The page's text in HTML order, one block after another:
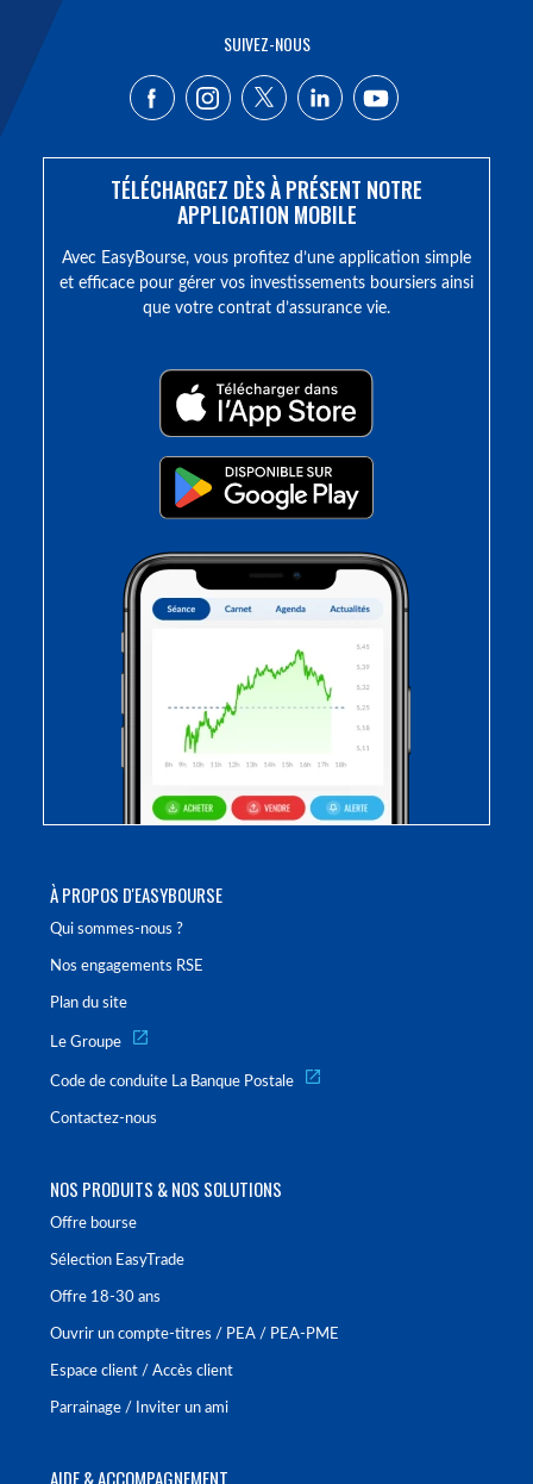
À PROPOS D'EASYBOURSE
Qui sommes-nous ?
Nos engagements RSE
Plan du site
Le Groupe
Code de conduite La Banque Postale
Contactez-nous
NOS PRODUITS & NOS SOLUTIONS
Offre bourse
Sélection EasyTrade
Offre 18-30 ans
Ouvrir un compte-titres / PEA / PEA-PME
Espace client / Accès client
Parrainage / Inviter un ami
AIDE & ACCOMPAGNEMENT
SUIVEZ-NOUS
TÉLÉCHARGEZ DÈS À PRÉSENT NOTRE
APPLICATION MOBILE
Avec EasyBourse, vous profitez d’une application simple
et efficace pour gérer vos investissements boursiers ainsi
que votre contrat d’assurance vie.